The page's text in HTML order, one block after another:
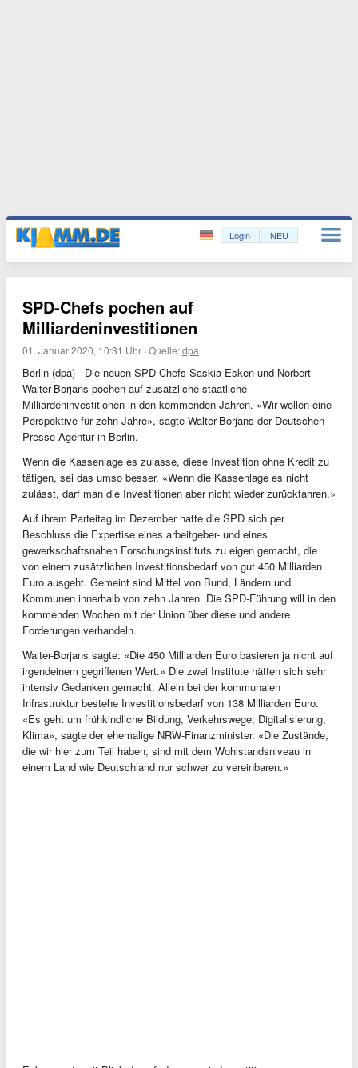
Login NEU
SPD-Chefs pochen auf
Milliardeninvestitionen
01. Januar 2020, 10:31 Uhr ·Quelle:dpa
Berlin (dpa) - Die neuen SPD-Chefs Saskia Esken und Norbert
Walter-Borjans pochen auf zusätzliche staatliche
Milliardeninvestitionen in den kommenden Jahren. «Wir wollen eine
Perspektive für zehn Jahre», sagte Walter-Borjans der Deutschen
Presse-Agentur in Berlin.
Wenn die Kassenlage es zulasse, diese Investition ohne Kredit zu
tätigen, sei das umso besser. «Wenn die Kassenlage es nicht
zulässt, darf man die Investitionen aber nicht wieder zurückfahren.»
Auf ihrem Parteitag im Dezember hatte die SPD sich per
Beschluss die Expertise eines arbeitgeber- und eines
gewerkschaftsnahen Forschungsinstituts zu eigen gemacht, die
von einem zusätzlichen Investitionsbedarf von gut 450 Milliarden
Euro ausgeht. Gemeint sind Mittel von Bund, Ländern und
Kommunen innerhalb von zehn Jahren. Die SPD-Führung will in den
kommenden Wochen mit der Union über diese und andere
Forderungen verhandeln.
Walter-Borjans sagte: «Die 450 Milliarden Euro basieren ja nicht auf
irgendeinem gegriffenen Wert.» Die zwei Institute hätten sich sehr
intensiv Gedanken gemacht. Allein bei der kommunalen
Infrastruktur bestehe Investitionsbedarf von 138 Milliarden Euro.
«Es geht um frühkindliche Bildung, Verkehrswege, Digitalisierung,
Klima», sagte der ehemalige NRW-Finanzminister. «Die Zustände,
die wir hier zum Teil haben, sind mit dem Wohlstandsniveau in
einem Land wie Deutschland nur schwer zu vereinbaren.»